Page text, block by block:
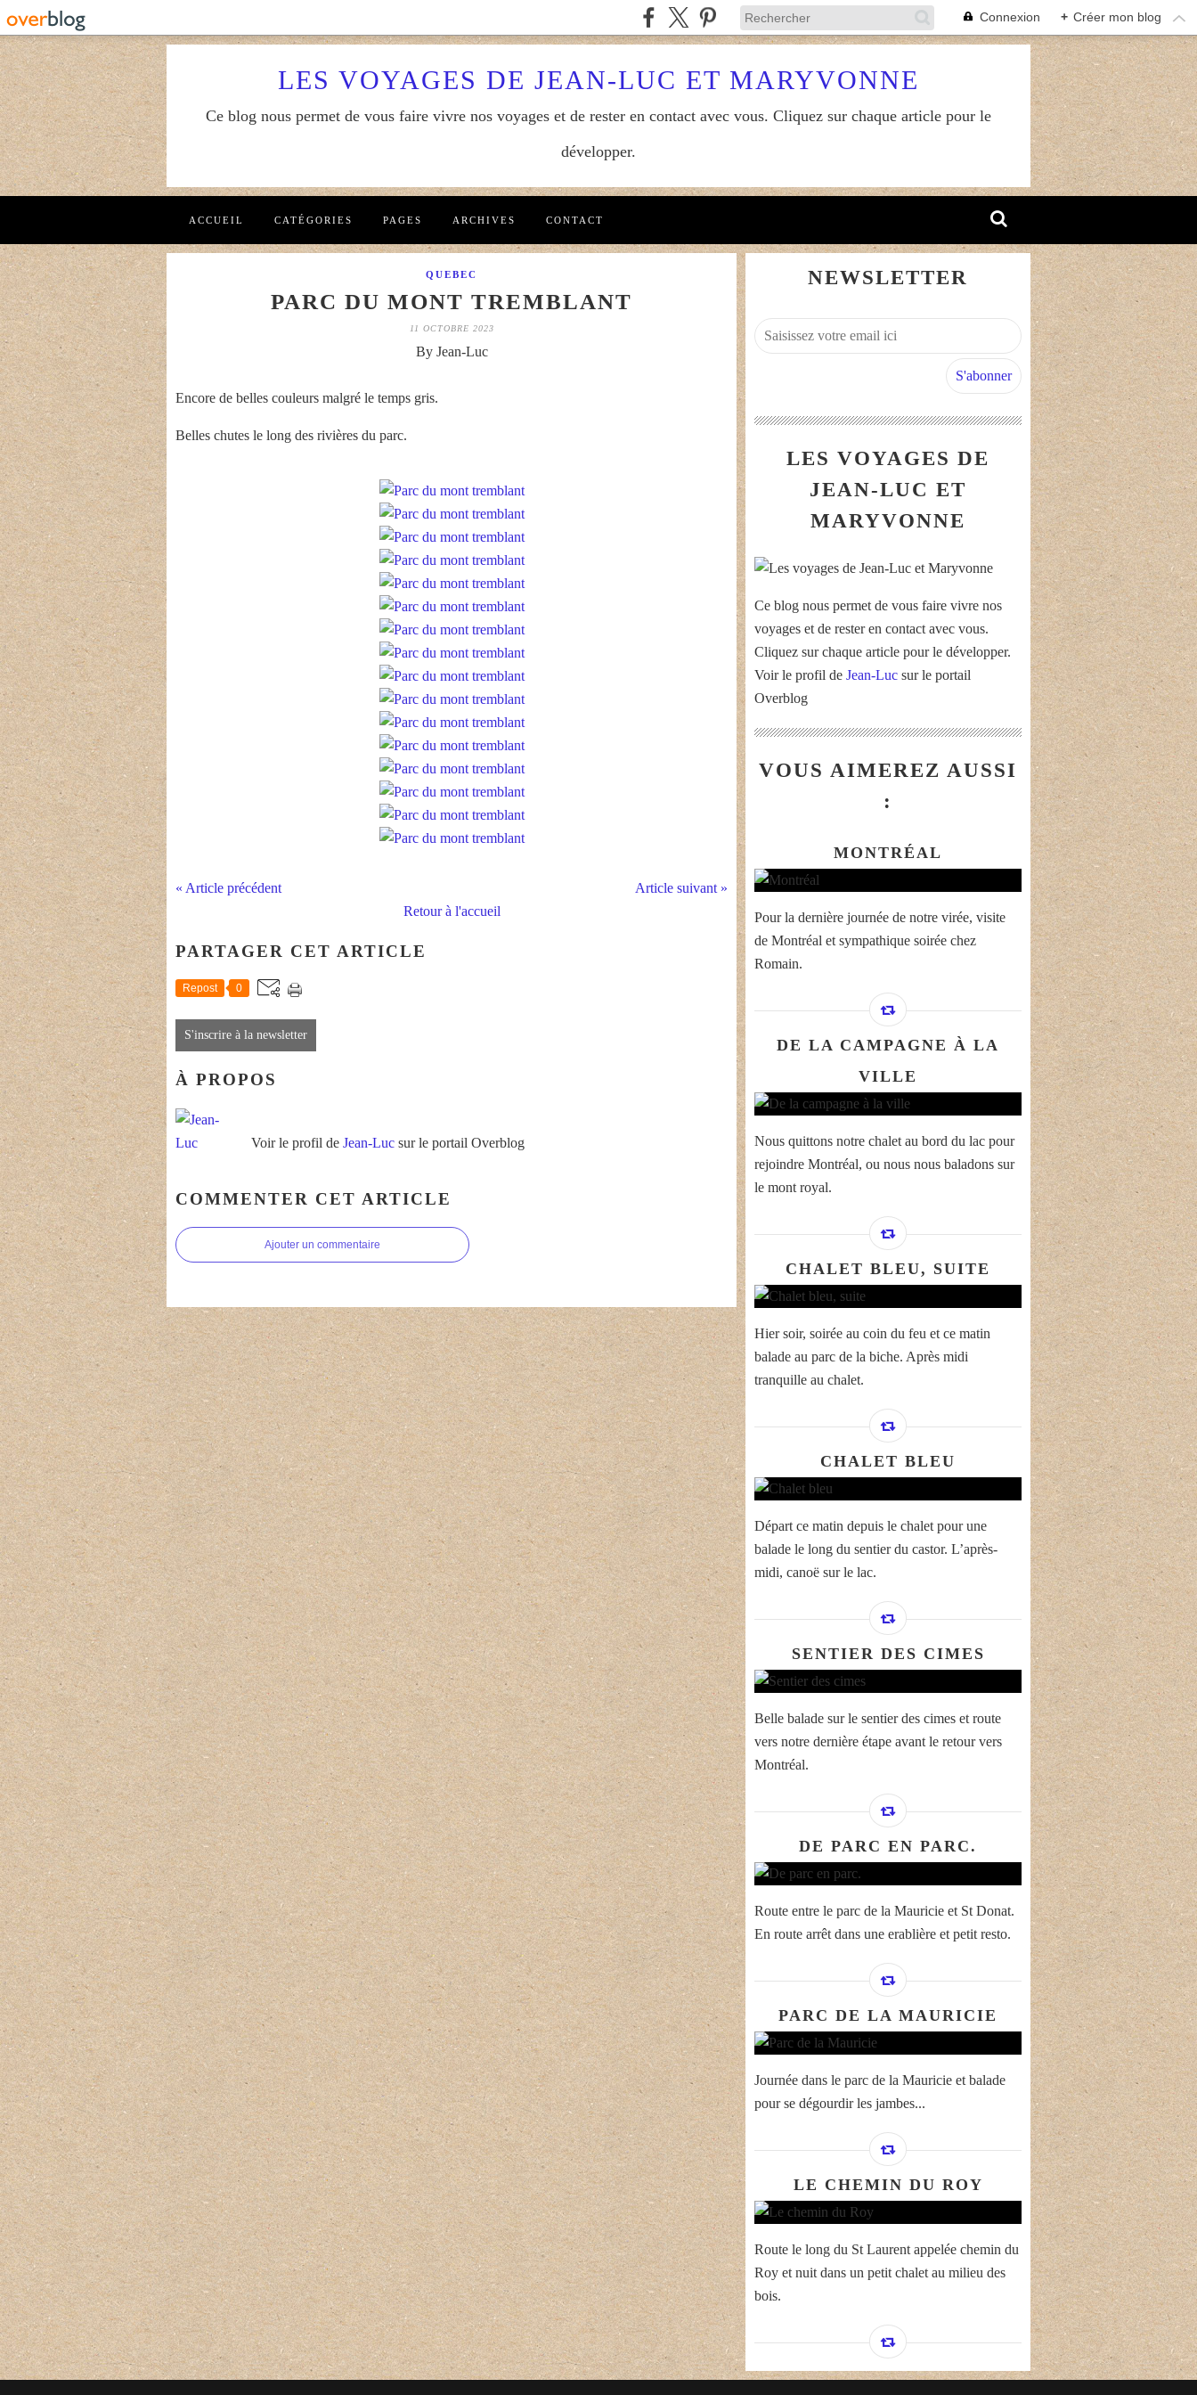
Connexion + Créer mon blog
LES VOYAGES DE JEAN-LUC ET MARYVONNE
Ce blog nous permet de vous faire vivre nos voyages et de rester en contact avec vous. Cliquez sur chaque article pour le
développer.
ACCUEIL CATÉGORIES PAGES ARCHIVES CONTACT
QUEBEC
PARC DU MONT TREMBLANT
11 OCTOBRE 2023
By Jean-Luc
Encore de belles couleurs malgré le temps gris.
Belles chutes le long des rivières du parc.
« Article précédent
Article suivant »
Retour à l'accueil
PARTAGER CET ARTICLE
Repost 0
S'inscrire à la newsletter
À PROPOS
Voir le profil de Jean-Luc sur le portail Overblog
COMMENTER CET ARTICLE
Ajouter un commentaire
NEWSLETTER
LES VOYAGES DE
JEAN-LUC ET
MARYVONNE
Ce blog nous permet de vous faire vivre nos
voyages et de rester en contact avec vous.
Cliquez sur chaque article pour le développer.
Voir le profil de Jean-Luc sur le portail
Overblog
VOUS AIMEREZ AUSSI
:
MONTRÉAL
Pour la dernière journée de notre virée, visite
de Montréal et sympathique soirée chez
Romain.
DE LA CAMPAGNE À LA
VILLE
Nous quittons notre chalet au bord du lac pour
rejoindre Montréal, ou nous nous baladons sur
le mont royal.
CHALET BLEU, SUITE
Hier soir, soirée au coin du feu et ce matin
balade au parc de la biche. Après midi
tranquille au chalet.
CHALET BLEU
Départ ce matin depuis le chalet pour une
balade le long du sentier du castor. L’après-
midi, canoë sur le lac.
SENTIER DES CIMES
Belle balade sur le sentier des cimes et route
vers notre dernière étape avant le retour vers
Montréal.
DE PARC EN PARC.
Route entre le parc de la Mauricie et St Donat.
En route arrêt dans une erablière et petit resto.
PARC DE LA MAURICIE
Journée dans le parc de la Mauricie et balade
pour se dégourdir les jambes...
LE CHEMIN DU ROY
Route le long du St Laurent appelée chemin du
Roy et nuit dans un petit chalet au milieu des
bois.